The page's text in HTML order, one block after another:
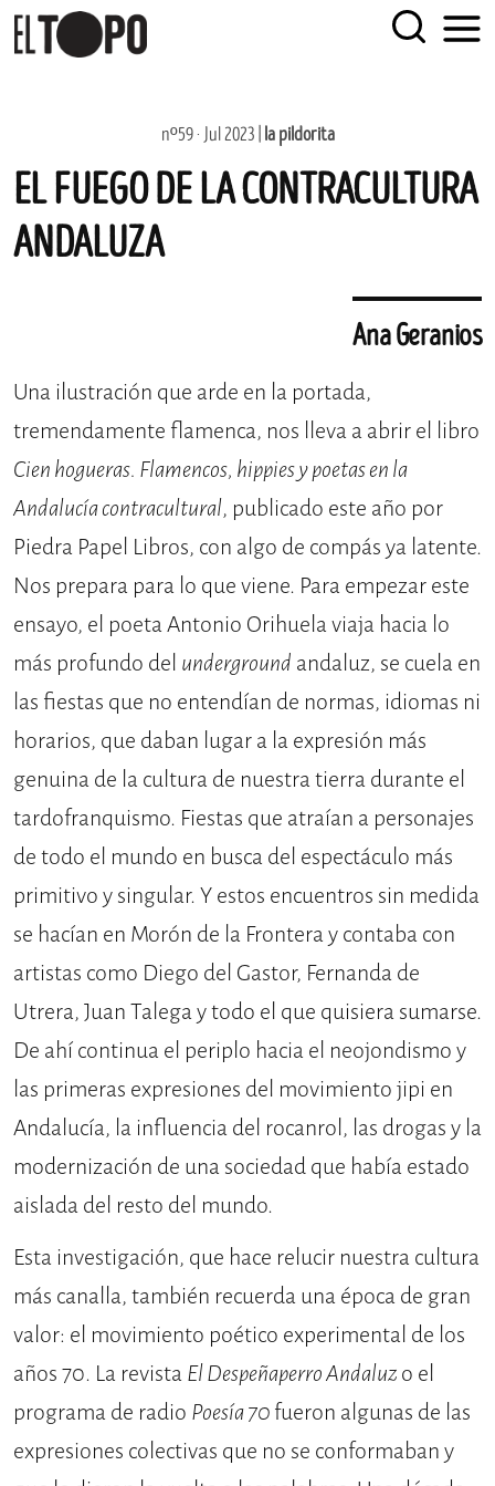
content
nº59 · Jul 2023 | la pildorita
EL FUEGO DE LA CONTRACULTURA
ANDALUZA
Ana Geranios
Una ilustración que arde en la portada,
tremendamente flamenca, nos lleva a abrir el libro
Cien hogueras. Flamencos, hippies y poetas en la
Andalucía contracultural, publicado este año por
Piedra Papel Libros, con algo de compás ya latente.
Nos prepara para lo que viene. Para empezar este
ensayo, el poeta Antonio Orihuela viaja hacia lo
más profundo del underground andaluz, se cuela en
las fiestas que no entendían de normas, idiomas ni
horarios, que daban lugar a la expresión más
genuina de la cultura de nuestra tierra durante el
tardofranquismo. Fiestas que atraían a personajes
de todo el mundo en busca del espectáculo más
primitivo y singular. Y estos encuentros sin medida
se hacían en Morón de la Frontera y contaba con
artistas como Diego del Gastor, Fernanda de
Utrera, Juan Talega y todo el que quisiera sumarse.
De ahí continua el periplo hacia el neojondismo y
las primeras expresiones del movimiento jipi en
Andalucía, la influencia del rocanrol, las drogas y la
modernización de una sociedad que había estado
aislada del resto del mundo.
Esta investigación, que hace relucir nuestra cultura
más canalla, también recuerda una época de gran
valor: el movimiento poético experimental de los
años 70. La revistaEl Despeñaperro Andaluzo el
programa de radio Poesía 70fueron algunas de las
expresiones colectivas que no se conformaban y